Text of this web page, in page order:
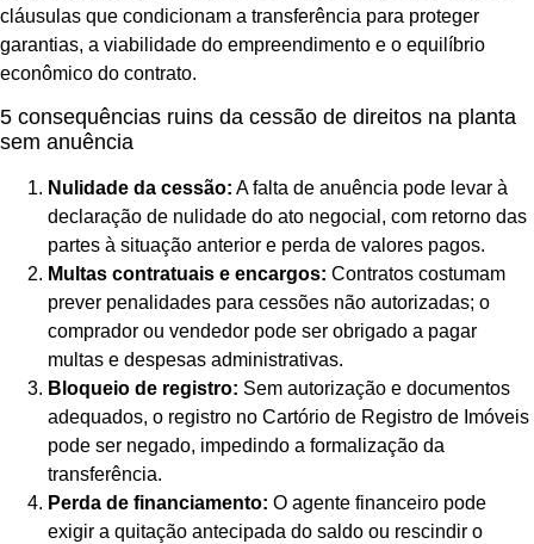
cláusulas que condicionam a transferência para proteger
garantias, a viabilidade do empreendimento e o equilíbrio
econômico do contrato.
5 consequências ruins da cessão de direitos na planta
sem anuência
Nulidade da cessão: A falta de anuência pode levar à
declaração de nulidade do ato negocial, com retorno das
partes à situação anterior e perda de valores pagos.
Multas contratuais e encargos: Contratos costumam
prever penalidades para cessões não autorizadas; o
comprador ou vendedor pode ser obrigado a pagar
multas e despesas administrativas.
Bloqueio de registro: Sem autorização e documentos
adequados, o registro no Cartório de Registro de Imóveis
pode ser negado, impedindo a formalização da
transferência.
Perda de financiamento: O agente financeiro pode
exigir a quitação antecipada do saldo ou rescindir o